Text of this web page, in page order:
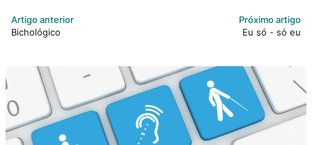
Artigo anterior
Bichológico
Próximo artigo
Eu só - só eu